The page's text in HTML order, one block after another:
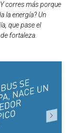
corres más porque
la energía? Un
que pase el
fortaleza.